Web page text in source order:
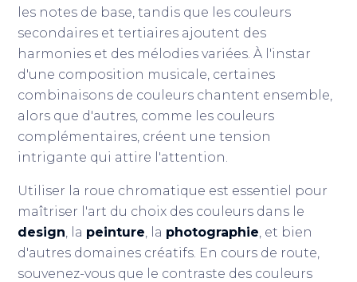
les notes de base, tandis que les couleurs
secondaires et tertiaires ajoutent des
harmonies et des mélodies variées. À l'instar
d'une composition musicale, certaines
combinaisons de couleurs chantent ensemble,
alors que d'autres, comme les couleurs
complémentaires, créent une tension
intrigante qui attire l'attention.
Utiliser la roue chromatique est essentiel pour
maîtriser l'art du choix des couleurs dans le
design, la peinture, la photographie, et bien
d'autres domaines créatifs. En cours de route,
souvenez-vous que le contraste des couleurs